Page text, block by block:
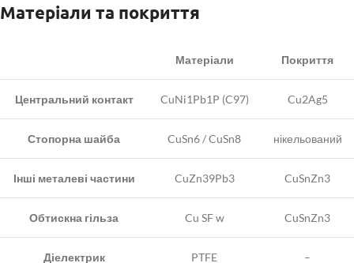
Матеріали та покриття
Матеріали Покриття
Центральний контакт CuNi1Pb1P (C97) Cu2Ag5
Стопорна шайба CuSn6 / CuSn8 нікельований
Інші металеві частини CuZn39Pb3 CuSnZn3
Обтискна гільза Cu SF w CuSnZn3
Діелектрик PTFE –